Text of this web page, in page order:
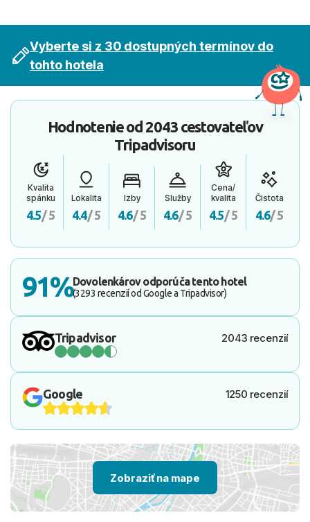
Vyberte si z 30 dostupných termínov do
tohto hotela
Hodnotenie od2043 cestovateľov
Tripadvisoru
Kvalita
spánku
4.5/ 5
Lokalita
4.4/ 5
Izby
4.6/ 5
Služby
4.6/ 5
Cena/
kvalita
4.5/ 5
Čistota
4.6/ 5
91%Dovolenkárov odporúča tento hotel
(3293 recenzií od Google a Tripadvisor)
Tripadvisor 2043 recenzií
Google 1250 recenzií
Zobraziť na mape